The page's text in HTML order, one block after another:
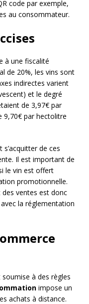
code par exemple,
au consommateur.
à une fiscalité
de 20%, les vins sont
indirectes varient
et le degré
de 3,97€ par
9,70€ par hectolitre
de ces
Il est important de
le vin est offert
promotionnelle.
ventes est donc
la réglementation
à des règles
impose un
achats à distance.